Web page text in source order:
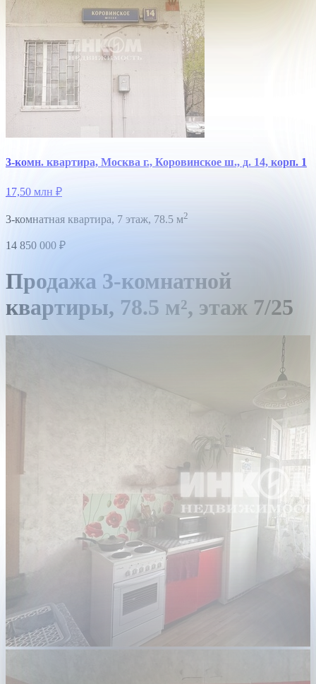
3-комн. квартира, Москва г., Коровинское ш., д. 14, корп. 1
17,50 млн ₽
3-комнатная квартира, 7 этаж, 78.5 м2
14 850 000 ₽
Продажа 3-комнатной
квартиры, 78.5 м², этаж 7/25